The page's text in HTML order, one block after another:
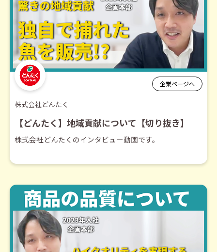
企業ページへ
株式会社どんたく
【どんたく】地域貢献について【切り抜き】
株式会社どんたくのインタビュー動画です。